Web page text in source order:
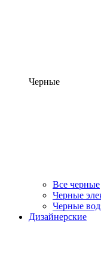
Черные
Все черные
Черные
Черные
Дизайнерские